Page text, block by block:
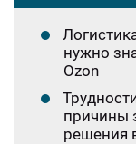
нужно
Ozon
причины
решения